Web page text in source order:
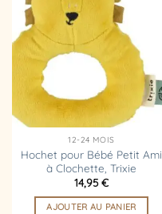
d’envies
12-24 MOIS
Hochet pour Bébé Petit Ami
à Clochette, Trixie
14,95€
AJOUTER AU PANIER